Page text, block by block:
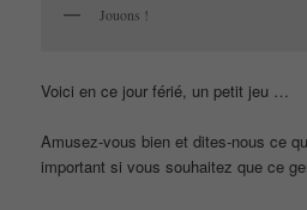
Jouons !
Voici en ce jour férié, un petit jeu …
Amusez-vous bien et dites-nous ce
important si vous souhaitez que ce